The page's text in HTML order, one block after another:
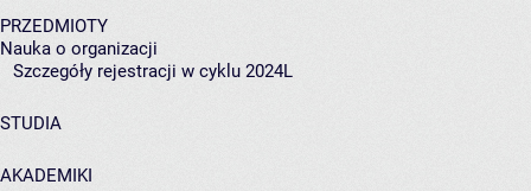
PRZEDMIOTY
Nauka o organizacji
Szczegóły rejestracji w cyklu 2024L
STUDIA
AKADEMIKI